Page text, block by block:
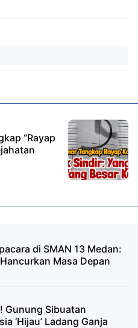
“Rayap
di SMAN 13 Medan:
Masa Depan
Gunung Sibuatan
‘Hijau’ Ladang Ganja